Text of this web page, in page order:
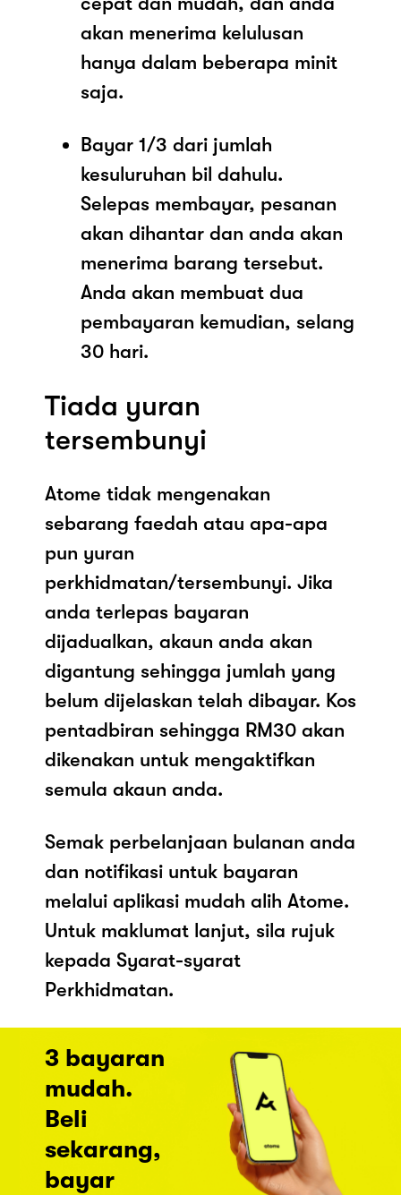
akan menerima kelulusan
hanya dalam beberapa minit
saja.
Bayar 1/3 dari jumlah
kesuluruhan bil dahulu.
Selepas membayar, pesanan
akan dihantar dan anda akan
menerima barang tersebut.
Anda akan membuat dua
pembayaran kemudian, selang
30 hari.
Tiada yuran
tersembunyi
Atome tidak mengenakan
sebarang faedah atau apa-apa
pun yuran
perkhidmatan/tersembunyi. Jika
anda terlepas bayaran
dijadualkan, akaun anda akan
digantung sehingga jumlah yang
belum dijelaskan telah dibayar. Kos
pentadbiran sehingga RM30 akan
dikenakan untuk mengaktifkan
semula akaun anda.
Semak perbelanjaan bulanan anda
dan notifikasi untuk bayaran
melalui aplikasi mudah alih Atome.
Untuk maklumat lanjut, sila rujuk
kepada Syarat-syarat
Perkhidmatan.
3 bayaran
mudah.
Beli
sekarang,
bayar